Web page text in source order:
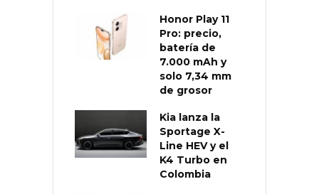
Honor Play 11
Pro: precio,
batería de
7.000 mAh y
solo 7,34 mm
de grosor
Kia lanza la
Sportage X-
Line HEV y el
K4 Turbo en
Colombia